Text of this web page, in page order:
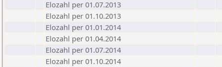
Elozahl per 01.07.2013
Elozahl per 01.10.2013
Elozahl per 01.01.2014
Elozahl per 01.04.2014
Elozahl per 01.07.2014
Elozahl per 01.10.2014